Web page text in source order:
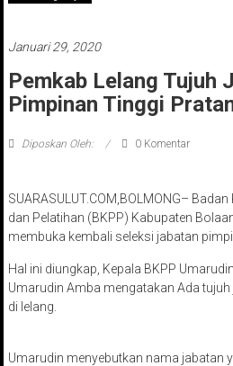
Januari 29, 2020
Pemkab Lelang Tujuh
Pimpinan Tinggi
Diposkan Oleh: 0 Komentar
SUARASULUT.COM,BOLMONG–
dan Pelatihan (BKPP) Kabupaten
membuka kembali seleksi jabatan
Hal ini diungkap, Kepala BKPP
Umarudin Amba mengatakan Ada
di lelang.
Umarudin menyebutkan nama jabatan